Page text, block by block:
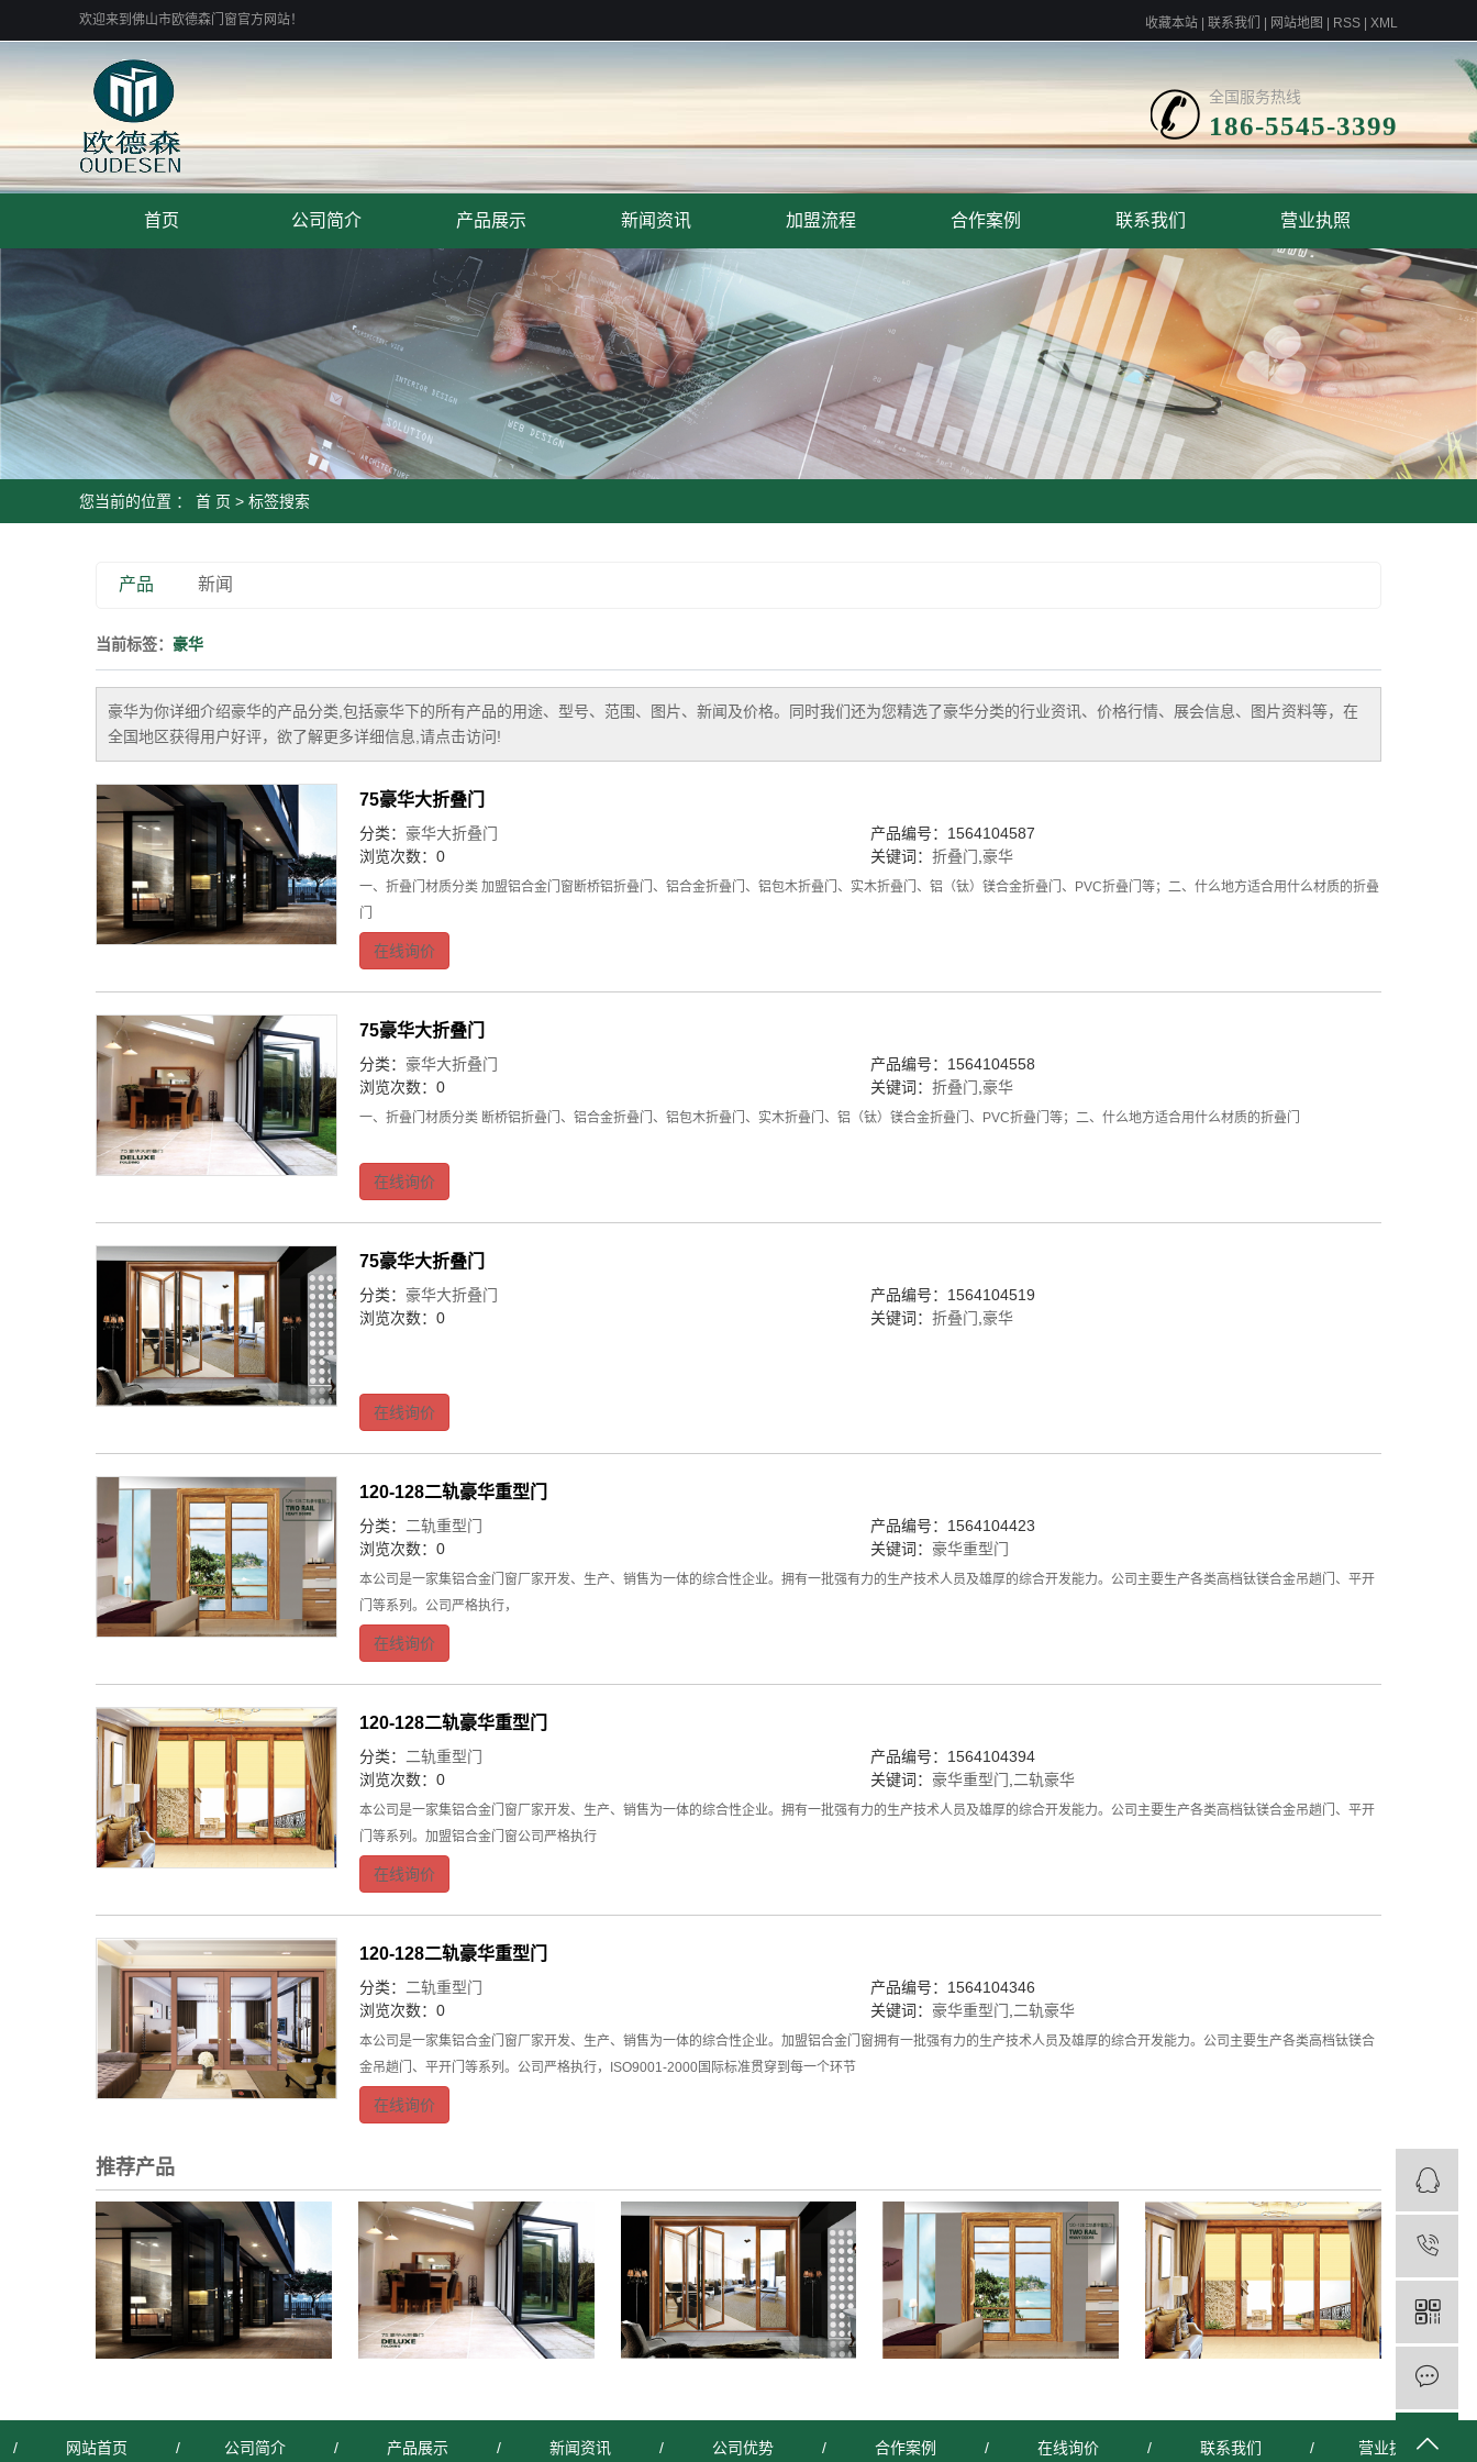
欢迎来到佛山市欧德森门窗官方网站！ 收藏本站 联系我们 网站地图 RSS XML
全国服务热线
186-5545-3399
首页 公司简介 产品展示 新闻资讯 加盟流程 合作案例 联系我们 营业执照
您当前的位置 ： 首 页 > 标签搜索
产品 新闻
当前标签： 豪华
豪华为你详细介绍豪华的产品分类,包括豪华下的所有产品的用途、型号、范围、图片、新闻及价格。同时我们还为您精选了豪华分类的行业资讯、价格行情、展会信息、图片资料等，在
全国地区获得用户好评，欲了解更多详细信息,请点击访问!
75豪华大折叠门
分类： 豪华大折叠门
产品编号：1564104587
浏览次数：0
关键词： 折叠门 豪华
一、折叠门材质分类 加盟铝合金门窗断桥铝折叠门、铝合金折叠门、铝包木折叠门、实木折叠门、铝（钛）镁合金折叠门、PVC折叠门等；二、什么地方适合用什么材质的折叠
门
在线询价
75豪华大折叠门
分类： 豪华大折叠门
产品编号：1564104558
浏览次数：0
关键词： 折叠门 豪华
一、折叠门材质分类 断桥铝折叠门、铝合金折叠门、铝包木折叠门、实木折叠门、铝（钛）镁合金折叠门、PVC折叠门等；二、什么地方适合用什么材质的折叠门
在线询价
75豪华大折叠门
分类： 豪华大折叠门
产品编号：1564104519
浏览次数：0
关键词： 折叠门 豪华
在线询价
120-128二轨豪华重型门
分类： 二轨重型门
产品编号：1564104423
浏览次数：0
关键词： 豪华重型门
本公司是一家集铝合金门窗厂家开发、生产、销售为一体的综合性企业。拥有一批强有力的生产技术人员及雄厚的综合开发能力。公司主要生产各类高档钛镁合金吊趟门、平开
门等系列。公司严格执行，
在线询价
120-128二轨豪华重型门
分类： 二轨重型门
产品编号：1564104394
浏览次数：0
关键词： 豪华重型门 二轨豪华
本公司是一家集铝合金门窗厂家开发、生产、销售为一体的综合性企业。拥有一批强有力的生产技术人员及雄厚的综合开发能力。公司主要生产各类高档钛镁合金吊趟门、平开
门等系列。加盟铝合金门窗公司严格执行
在线询价
120-128二轨豪华重型门
分类： 二轨重型门
产品编号：1564104346
浏览次数：0
关键词： 豪华重型门 二轨豪华
本公司是一家集铝合金门窗厂家开发、生产、销售为一体的综合性企业。加盟铝合金门窗拥有一批强有力的生产技术人员及雄厚的综合开发能力。公司主要生产各类高档钛镁合
金吊趟门、平开门等系列。公司严格执行，ISO9001-2000国际标准贯穿到每一个环节
在线询价
推荐产品
/ 网站首页 / 公司简介 / 产品展示 / 新闻资讯 / 公司优势 / 合作案例 / 在线询价 / 联系我们 / 营业执照